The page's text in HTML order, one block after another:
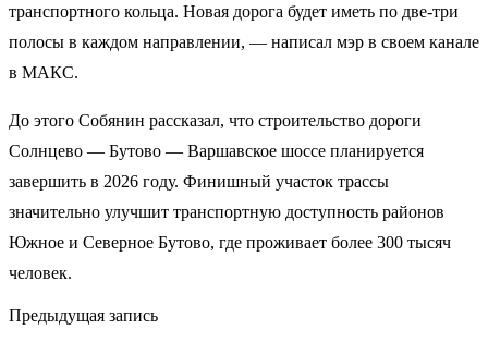
транспортного кольца. Новая дорога будет иметь по две-три
полосы в каждом направлении, — написал мэр в своем канале
в МАКС.
До этого Собянин рассказал, что строительство дороги
Солнцево — Бутово — Варшавское шоссе планируется
завершить в 2026 году. Финишный участок трассы
значительно улучшит транспортную доступность районов
Южное и Северное Бутово, где проживает более 300 тысяч
человек.
Предыдущая запись